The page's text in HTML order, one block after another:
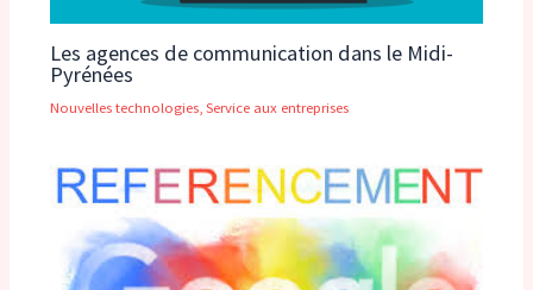
Les agences de communication dans le Midi-
Pyrénées
Nouvelles technologies, Service aux entreprises